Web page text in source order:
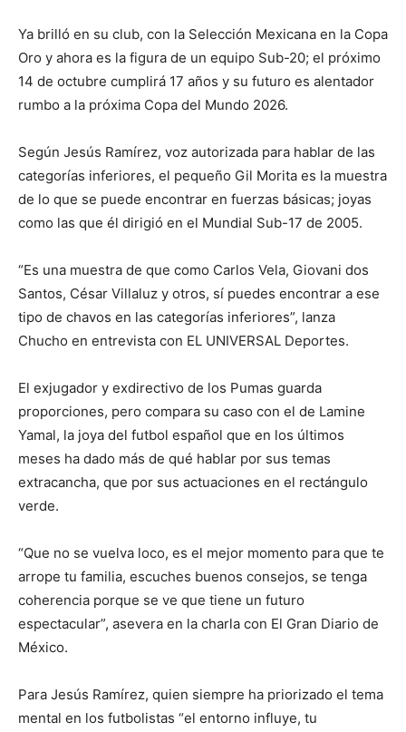
Ya brilló en su club, con la Selección Mexicana en la Copa
Oro y ahora es la figura de un equipo Sub-20; el próximo
14 de octubre cumplirá 17 años y su futuro es alentador
rumbo a la próxima Copa del Mundo 2026.
Según Jesús Ramírez, voz autorizada para hablar de las
categorías inferiores, el pequeño Gil Morita es la muestra
de lo que se puede encontrar en fuerzas básicas; joyas
como las que él dirigió en el Mundial Sub-17 de 2005.
“Es una muestra de que como Carlos Vela, Giovani dos
Santos, César Villaluz y otros, sí puedes encontrar a ese
tipo de chavos en las categorías inferiores”, lanza
Chucho en entrevista con EL UNIVERSAL Deportes.
El exjugador y exdirectivo de los Pumas guarda
proporciones, pero compara su caso con el de Lamine
Yamal, la joya del futbol español que en los últimos
meses ha dado más de qué hablar por sus temas
extracancha, que por sus actuaciones en el rectángulo
verde.
“Que no se vuelva loco, es el mejor momento para que te
arrope tu familia, escuches buenos consejos, se tenga
coherencia porque se ve que tiene un futuro
espectacular”, asevera en la charla con El Gran Diario de
México.
Para Jesús Ramírez, quien siempre ha priorizado el tema
mental en los futbolistas “el entorno influye, tu